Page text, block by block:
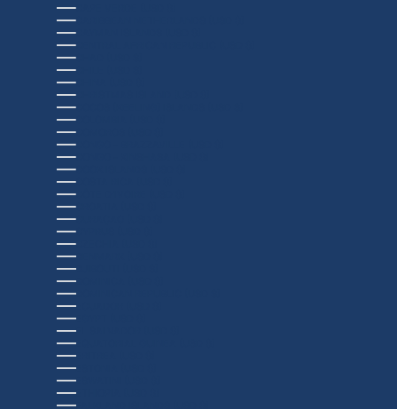
CAPE VERDE (USD $)
CARIBBEAN NETHERLANDS (USD $)
CAYMAN ISLANDS (USD $)
CENTRAL AFRICAN REPUBLIC (USD $)
CHAD (USD $)
CHILE (USD $)
CHINA (USD $)
CHRISTMAS ISLAND (USD $)
COCOS (KEELING) ISLANDS (USD $)
COLOMBIA (USD $)
COMOROS (USD $)
CONGO - BRAZZAVILLE (USD $)
CONGO - KINSHASA (USD $)
COOK ISLANDS (USD $)
COSTA RICA (USD $)
CÔTE D’IVOIRE (USD $)
CROATIA (USD $)
CURAÇAO (USD $)
CYPRUS (USD $)
CZECHIA (USD $)
DENMARK (USD $)
DJIBOUTI (USD $)
DOMINICA (USD $)
DOMINICAN REPUBLIC (USD $)
ECUADOR (USD $)
EGYPT (USD $)
EL SALVADOR (USD $)
EQUATORIAL GUINEA (USD $)
ERITREA (USD $)
ESTONIA (USD $)
ESWATINI (USD $)
ETHIOPIA (USD $)
FALKLAND ISLANDS (USD $)